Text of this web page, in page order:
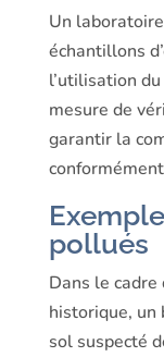
Un
échantillons
l’utilisation
mesure de
garantir la
pollués
Dans le cadre
historique, un
sol suspecté